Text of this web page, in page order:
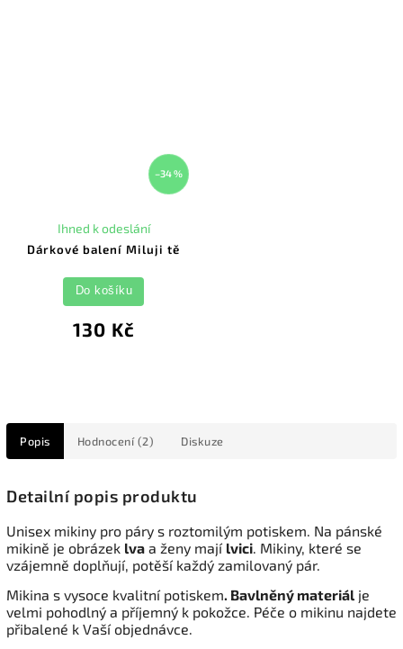
–34 %
Dárkové balení Miluji tě
Ihned k odeslání
130 Kč
Do košíku
Popis Hodnocení (2) Diskuze
Detailní popis produktu
Unisex mikiny pro páry s roztomilým potiskem. Na pánské
mikině je obrázek lva a ženy mají lvici. Mikiny, které se
vzájemně doplňují, potěší každý zamilovaný pár.
Mikina s vysoce kvalitní potiskem. Bavlněný materiál je
velmi pohodlný a příjemný k pokožce. Péče o mikinu najdete
přibalené k Vaší objednávce.